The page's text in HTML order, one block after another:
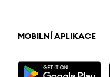
MOBILNÍ APLIKACE